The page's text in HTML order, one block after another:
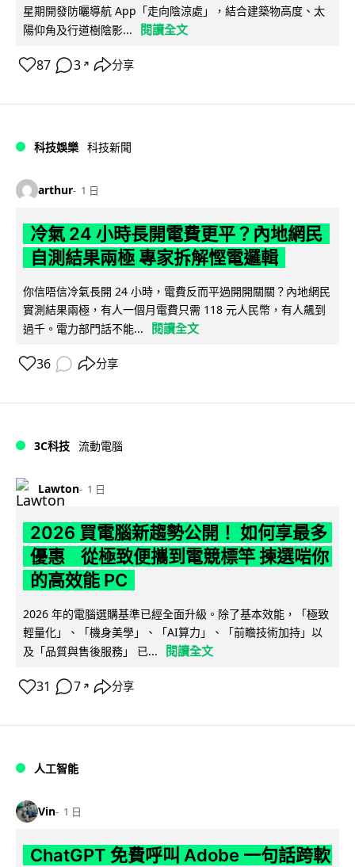
星期開發防曬導航 App「走向陰涼處」，結合建築物高度、太
陽仰角及行道樹陰影...
閱讀全文
87 3 ↗ 分享
科技娛樂 科技新聞
arthur 1 日
冷氣 24 小時長開電費更平？內地網民
自測結果兩極 專家拆解慳電邏輯
你信唔信冷氣長開 24 小時，電費反而平過開開關關？內地網民
實測結果兩極，有人一個月電費只需 118 元人民幣，有人飆到
過千。電力部門話不能...
閱讀全文
36 分享
3C科技 流動電腦
Lawton 1 日
2026 買電腦新趨勢公開！ 如何享最多
優惠 從極致便攜到電競標竿 揀選啱你
的高效能 PC
2026 年的電腦選購基準已經全面升級。除了基本效能，「極致
輕量化」、「機身美學」、「AI算力」、「前瞻技術加持」以
及「品質與售後服務」 已...
閱讀全文
31 7 ↗ 分享
人工智能
Vin 1 日
ChatGPT 免費呼叫 Adobe 一句話跨軟